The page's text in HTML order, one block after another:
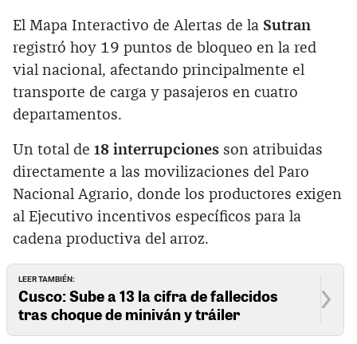
El Mapa Interactivo de Alertas de la Sutran
registró hoy 19 puntos de bloqueo en la red
vial nacional, afectando principalmente el
transporte de carga y pasajeros en cuatro
departamentos.
Un total de 18 interrupciones son atribuidas
directamente a las movilizaciones del Paro
Nacional Agrario, donde los productores exigen
al Ejecutivo incentivos específicos para la
cadena productiva del arroz.
LEER TAMBIÉN:
Cusco: Sube a 13 la cifra de fallecidos
tras choque de miniván y tráiler